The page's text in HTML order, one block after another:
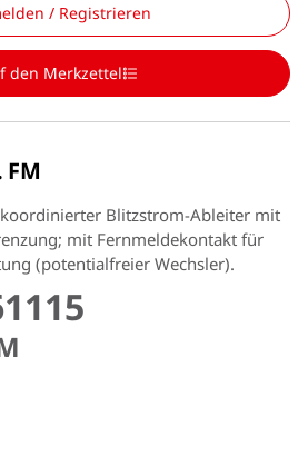
/ Registrieren
den Merkzettel
FM
Blitzstrom-Ableiter mit
mit Fernmeldekontakt für
(potentialfreier Wechsler).